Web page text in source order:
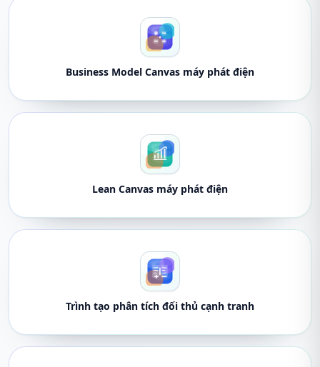
Business Model Canvas máy phát điện
Lean Canvas máy phát điện
Trình tạo phân tích đối thủ cạnh tranh